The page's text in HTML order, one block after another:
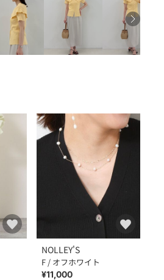
NOLLEY'S
F / オフホワイト
¥11,000